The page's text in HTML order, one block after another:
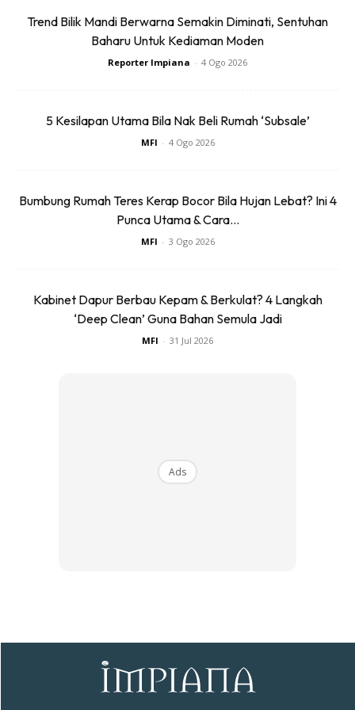
mengekalkan imej beresolusi tinggi walaupun telah
dizoomkan secara digital. Kamera IP mempunya resolusi
Trend Bilik Mandi Berwarna Semakin Diminati, Sentuhan
Baharu Untuk Kediaman Moden
Reporter Impiana - 4 Ogo 2026
5 Kesilapan Utama Bila Nak Beli Rumah ‘Subsale’
MFI - 4 Ogo 2026
Bumbung Rumah Teres Kerap Bocor Bila Hujan Lebat? Ini 4
Punca Utama & Cara...
MFI - 3 Ogo 2026
Kabinet Dapur Berbau Kepam & Berkulat? 4 Langkah
‘Deep Clean’ Guna Bahan Semula Jadi
MFI - 31 Jul 2026
Ads